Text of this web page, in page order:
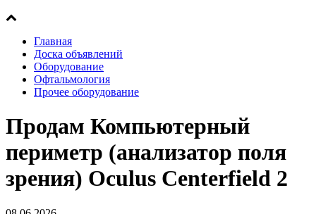
Главная
Доска объявлений
Оборудование
Офтальмология
Прочее оборудование
Продам Компьютерный
периметр (анализатор поля
зрения) Oculus Centerfield 2